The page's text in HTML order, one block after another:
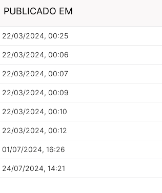
PUBLICADO EM
22/03/2024, 00:25
22/03/2024, 00:06
22/03/2024, 00:07
22/03/2024, 00:09
22/03/2024, 00:10
22/03/2024, 00:12
01/07/2024, 16:26
24/07/2024, 14:21